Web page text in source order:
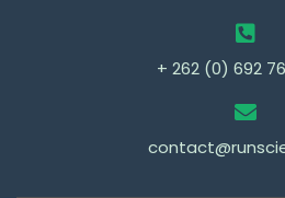
+ 262 (0) 692